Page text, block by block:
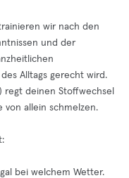
wir nach den
und der
Alltags gerecht wird.
regt deinen Stoffwechsel
von allein schmelzen.
bei welchem Wetter.